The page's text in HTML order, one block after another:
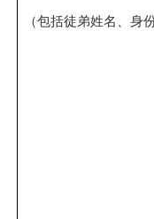
（包括徒弟姓名、身